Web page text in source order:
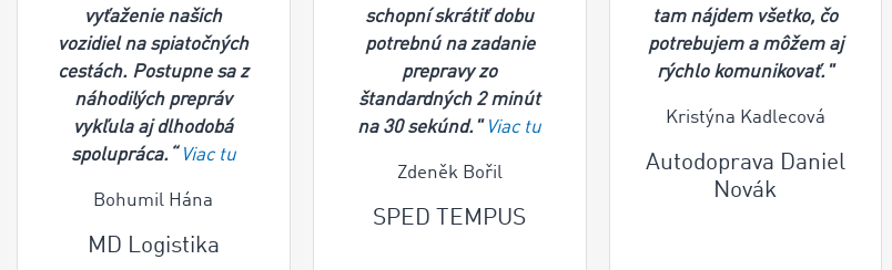
vyťaženie našich
vozidiel na spiatočných
cestách. Postupne sa z
náhodilých prepráv
vykľula aj dlhodobá
spolupráca. “ Viac tu
Bohumil Hána
MD Logistika
schopní skrátiť dobu
potrebnú na zadanie
prepravy zo
štandardných 2 minút
na 30 sekúnd." Viac tu
Zdeněk Bořil
SPED TEMPUS
tam nájdem všetko, čo
potrebujem a môžem aj
rýchlo komunikovať."
Kristýna Kadlecová
Autodoprava Daniel
Novák